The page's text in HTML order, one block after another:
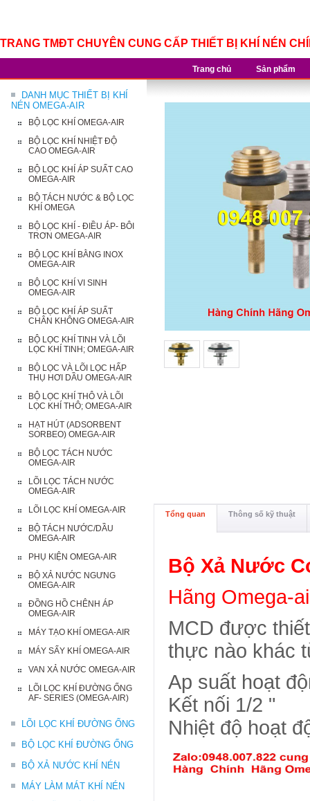
TRANG TMĐT CHUYÊN CUNG CẤP THIẾT BỊ KHÍ NÉN
Trang chủ Sản phẩm
DANH MỤC THIẾT BỊ KHÍ
NÉN OMEGA-AIR
BỘ LỌC KHÍ OMEGA-AIR
BỘ LỌC KHÍ NHIỆT ĐỘ
CAO OMEGA-AIR
BỘ LỌC KHÍ ÁP SUẤT CAO
OMEGA-AIR
BỘ TÁCH NƯỚC & BỘ LỌC
KHÍ OMEGA
BỘ LỌC KHÍ - ĐIỀU ÁP- BÔI
TRƠN OMEGA-AIR
BỘ LỌC KHÍ BẰNG INOX
OMEGA-AIR
BỘ LỌC KHÍ VI SINH
OMEGA-AIR
BỘ LỌC KHÍ ÁP SUẤT
CHÂN KHÔNG OMEGA-AIR
BỘ LỌC KHÍ TINH VÀ LÕI
LỌC KHÍ TINH; OMEGA-AIR
BỘ LỌC VÀ LÕI LỌC HẤP
THỤ HƠI DẦU OMEGA-AIR
BỘ LỌC KHÍ THÔ VÀ LÕI
LỌC KHÍ THÔ; OMEGA-AIR
HẠT HÚT (ADSORBENT
SORBEO) OMEGA-AIR
BỘ LỌC TÁCH NƯỚC
OMEGA-AIR
LÕI LỌC TÁCH NƯỚC
OMEGA-AIR
LÕI LỌC KHÍ OMEGA-AIR
BỘ TÁCH NƯỚC/DẦU
OMEGA-AIR
PHỤ KIỆN OMEGA-AIR
BỘ XẢ NƯỚC NGƯNG
OMEGA-AIR
ĐỒNG HỒ CHÊNH ÁP
OMEGA-AIR
MÁY TẠO KHÍ OMEGA-AIR
MÁY SẤY KHÍ OMEGA-AIR
VAN XẢ NƯỚC OMEGA-AIR
LÕI LỌC KHÍ ĐƯỜNG ỐNG
AF- SERIES (OMEGA-AIR)
LÕI LỌC KHÍ ĐƯỜNG ỐNG
BỘ LỌC KHÍ ĐƯỜNG ỐNG
BỘ XẢ NƯỚC KHÍ NÉN
MÁY LÀM MÁT KHÍ NÉN
Tổng quan Thông số kỹ thuật
Bộ Xả Nước
Hãng Omega-
MCD được
thực nào khác
Ap suất hoạt
Kết nối 1/2 "
Nhiệt độ hoạt